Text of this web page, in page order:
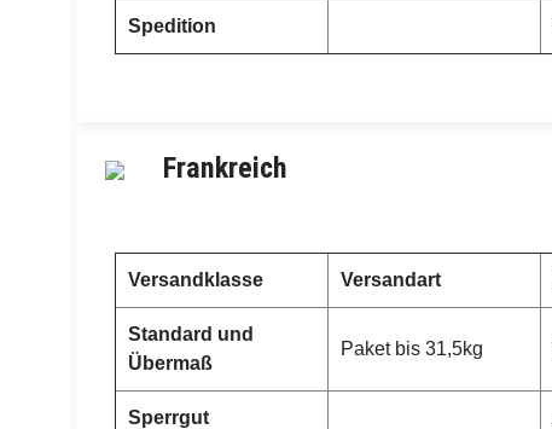
Spedition
Frankreich
Versandklasse Versandart
Standard und
Übermaß
Paket bis 31,5kg
Sperrgut